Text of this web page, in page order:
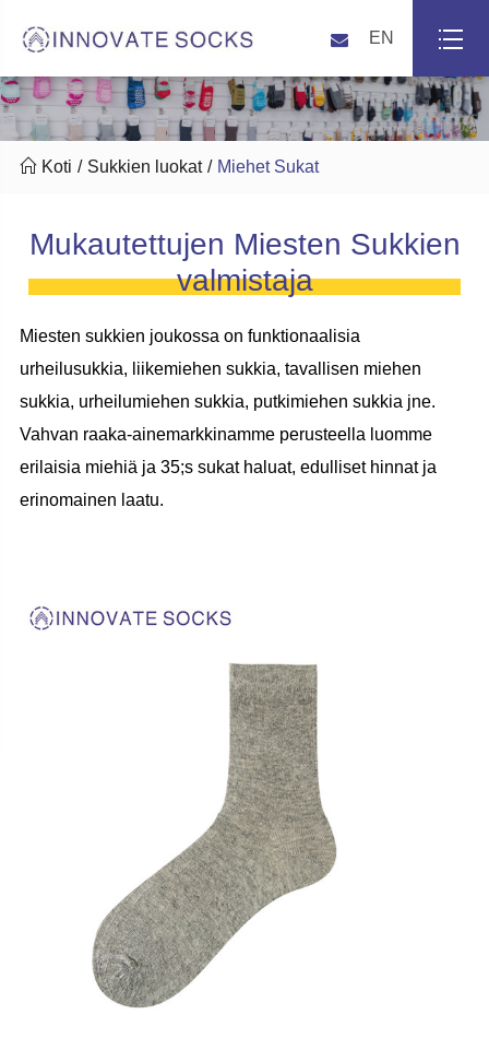
EN
 Koti Sukkien luokat Miehet Sukat
Mukautettujen Miesten Sukkien
valmistaja
Miesten sukkien joukossa on funktionaalisia
urheilusukkia, liikemiehen sukkia, tavallisen miehen
sukkia, urheilumiehen sukkia, putkimiehen sukkia jne.
Vahvan raaka-ainemarkkinamme perusteella luomme
erilaisia miehiä ja 35;s sukat haluat, edulliset hinnat ja
erinomainen laatu.